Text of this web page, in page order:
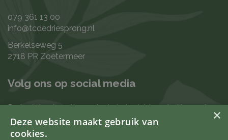
079 361 13 00
info@tcdedriesprong.nl
Berkelseweg 5
2718 PR Zoetermeer
Volg ons op social media
De laatste nieuwtjes en leukste berichten vind je op de
de volgende kanalen:
×
Deze website maakt gebruik van
cookies.